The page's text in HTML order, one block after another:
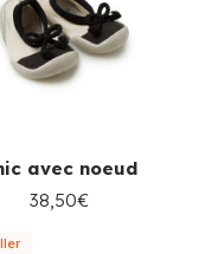
avec noeud
38,50€